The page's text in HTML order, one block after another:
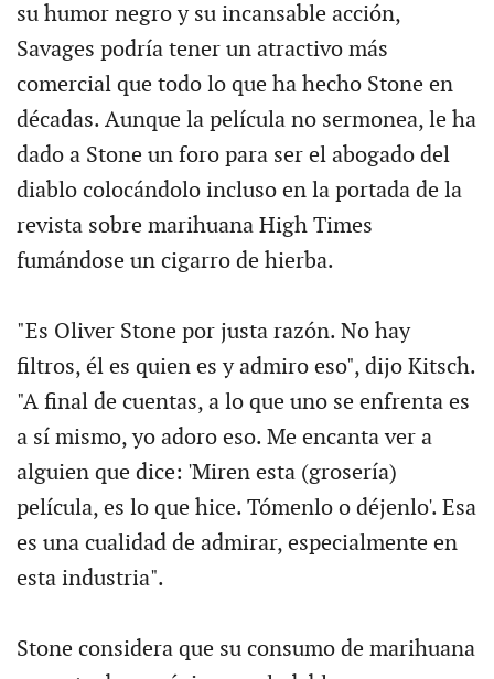
su humor negro y su incansable acción,
Savages podría tener un atractivo más
comercial que todo lo que ha hecho Stone en
décadas. Aunque la película no sermonea, le ha
dado a Stone un foro para ser el abogado del
diablo colocándolo incluso en la portada de la
revista sobre marihuana High Times
fumándose un cigarro de hierba.
"Es Oliver Stone por justa razón. No hay
filtros, él es quien es y admiro eso", dijo Kitsch.
"A final de cuentas, a lo que uno se enfrenta es
a sí mismo, yo adoro eso. Me encanta ver a
alguien que dice: 'Miren esta (grosería)
película, es lo que hice. Tómenlo o déjenlo'. Esa
es una cualidad de admirar, especialmente en
esta industria".
Stone considera que su consumo de marihuana